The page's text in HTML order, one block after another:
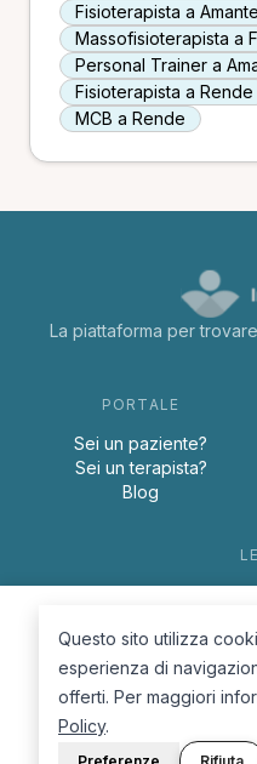
Fisioterapista a
Massofisioterapista a
Personal Trainer a
Fisioterapista a Rende
MCB a Rende
La piattaforma per
PORTALE
Sei un paziente?
Sei un terapista?
Blog
Questo sito utilizza
esperienza di
offerti. Per maggiori
Policy.